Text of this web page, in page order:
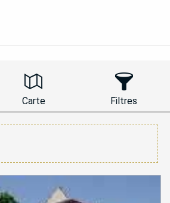
Carte Filtres